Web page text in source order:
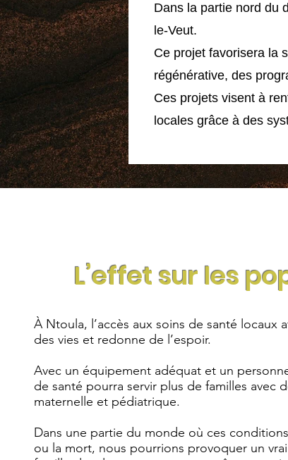
Dans la partie nord du
le-Veut.
Ce projet favorisera la
régénérative, des
Ces projets visent à
locales grâce à des
L’effet sur les
À Ntoula, l’accès aux soins de santé locaux
des vies et redonne de l’espoir.
Avec un équipement adéquat et un
de santé pourra servir plus de familles avec
maternelle et pédiatrique.
Dans une partie du monde où ces
ou la mort, nous pourrions provoquer un